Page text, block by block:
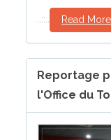
..::.. Read More
Reportage
l'Office du